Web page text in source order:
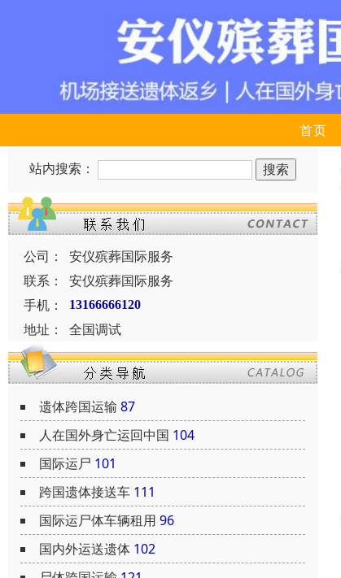
首页
站内搜索：
公司：
安仪殡葬国际服务
联系：
安仪殡葬国际服务
手机：
13166666120
地址： 全国调试
遗体跨国运输 87
人在国外身亡运回中国 104
国际运尸 101
跨国遗体接送车 111
国际运尸体车辆租用 96
国内外运送遗体 102